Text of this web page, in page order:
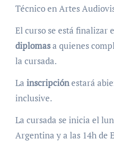
Técnico en Artes
El curso se está finalizar
diplomasa quienes
la cursada.
La inscripciónestará
inclusive.
La cursada se inicia el
Argentina y a las 14h de